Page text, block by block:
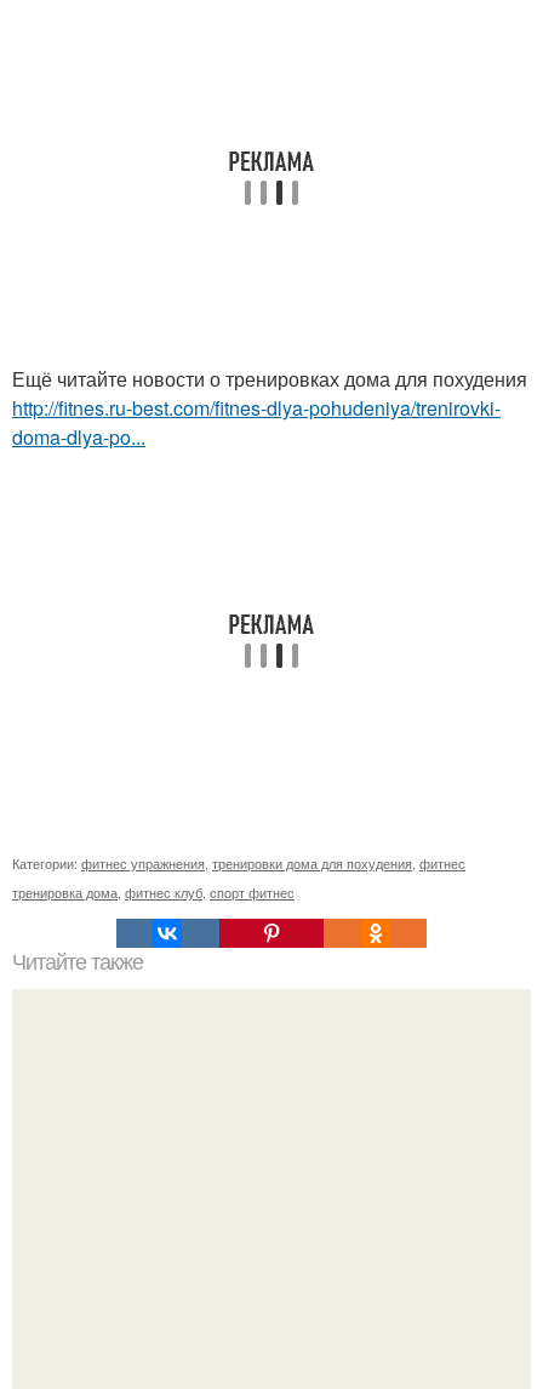
Ещё читайте новости о тренировках дома для похудения
http://fitnes.ru-best.com/fitnes-dlya-pohudeniya/trenirovki-
doma-dlya-po...
Категории: фитнес упражнения тренировки дома для похудения фитнес
тренировка дома фитнес клуб спорт фитнес
Читайте также